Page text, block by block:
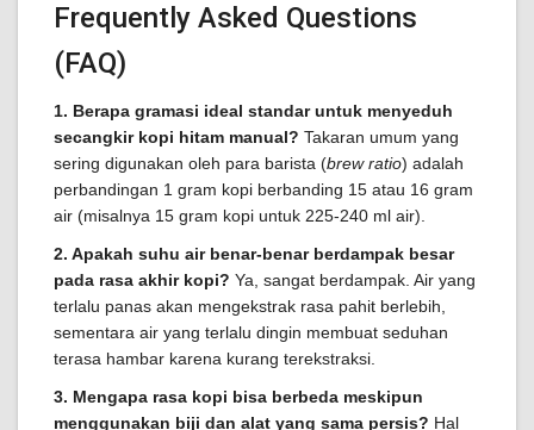
Frequently Asked Questions
(FAQ)
1. Berapa gramasi ideal standar untuk menyeduh
secangkir kopi hitam manual? Takaran umum yang
sering digunakan oleh para barista (brew ratio) adalah
perbandingan 1 gram kopi berbanding 15 atau 16 gram
air (misalnya 15 gram kopi untuk 225-240 ml air).
2. Apakah suhu air benar-benar berdampak besar
pada rasa akhir kopi? Ya, sangat berdampak. Air yang
terlalu panas akan mengekstrak rasa pahit berlebih,
sementara air yang terlalu dingin membuat seduhan
terasa hambar karena kurang terekstraksi.
3. Mengapa rasa kopi bisa berbeda meskipun
menggunakan biji dan alat yang sama persis? Hal